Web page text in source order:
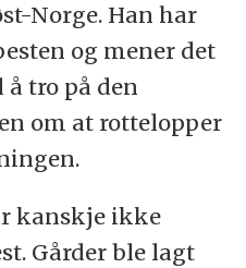
Norge. Han har
og mener det
tro på den
om at rottelopper
kanskje ikke
Gårder ble lagt